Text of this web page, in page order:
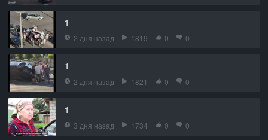
1
2 дня назад 1819 0 0
1
2 дня назад 1821 0 0
1
3 дня назад 1734 0 0